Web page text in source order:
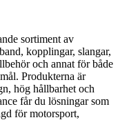
sortiment av
kopplingar, slangar,
och annat för både
Produkterna är
hög hållbarhet och
får du lösningar som
för motorsport,